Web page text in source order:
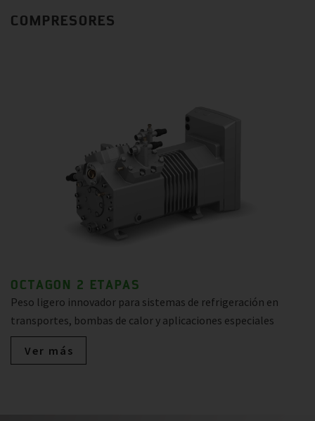
COMPRESORES
OCTAGON 2 ETAPAS
Peso ligero innovador para sistemas de refrigeración en
transportes, bombas de calor y aplicaciones especiales
Ver más